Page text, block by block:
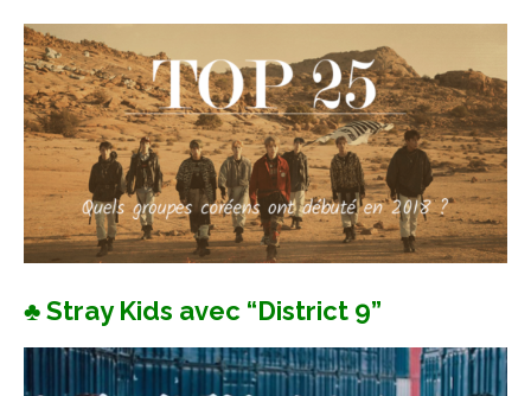
♣ Stray Kids avec “District 9”